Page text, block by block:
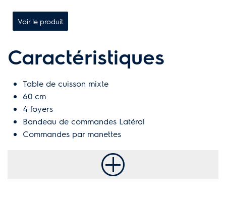
Voir le produit
Caractéristiques
Table de cuisson mixte
60 cm
4 foyers
Bandeau de commandes Latéral
Commandes par manettes